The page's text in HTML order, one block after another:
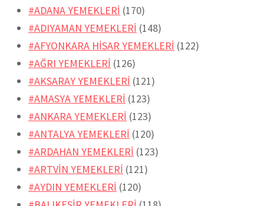
#ADANA YEMEKLERİ (170)
#ADIYAMAN YEMEKLERİ (148)
#AFYONKARA HİSAR YEMEKLERİ (122)
#AĞRI YEMEKLERİ (126)
#AKSARAY YEMEKLERİ (121)
#AMASYA YEMEKLERİ (123)
#ANKARA YEMEKLERİ (123)
#ANTALYA YEMEKLERİ (120)
#ARDAHAN YEMEKLERİ (123)
#ARTVİN YEMEKLERİ (121)
#AYDIN YEMEKLERİ (120)